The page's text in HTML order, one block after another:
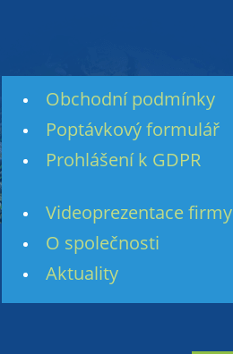
Obchodní podmínky
Poptávkový formulář
Prohlášení k GDPR
Videoprezentace firmy
O společnosti
Aktuality